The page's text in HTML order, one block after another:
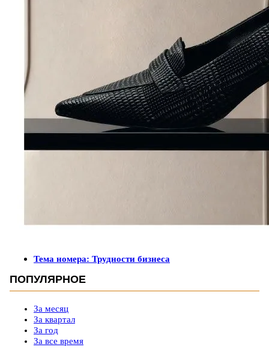
Тема номера: Трудности бизнеса
ПОПУЛЯРНОЕ
За месяц
За квартал
За год
За все время